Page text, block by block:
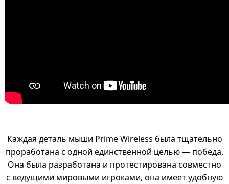
Каждая деталь мыши Prime Wireless была тщательно
проработана с одной единственной целью — победа.
Она была разработана и протестирована совместно
с ведущими мировыми игроками, она имеет удобную